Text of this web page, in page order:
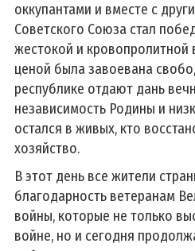
оккупантами и вместе с
Советского Союза стал
жестокой и кровопролитной
ценой была завоевана
республике отдают дань
независимость Родины и
остался в живых, кто
хозяйство.
В этот день все жители
благодарность ветеранам
войны, которые не только
войне, но и сегодня